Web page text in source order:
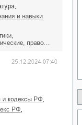
Личный интерес
и навыки
право…
25.12.2024 07:40
и кодексы РФ
РФ